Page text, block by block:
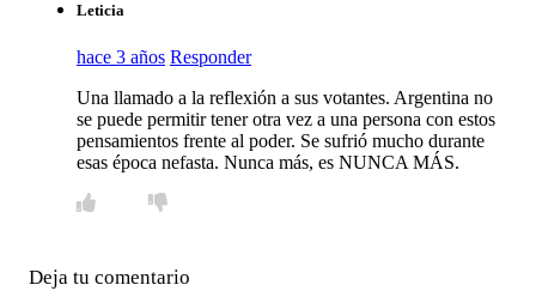
Leticia
hace 3 años Responder
Una llamado a la reflexión a sus votantes. Argentina no
se puede permitir tener otra vez a una persona con estos
pensamientos frente al poder. Se sufrió mucho durante
esas época nefasta. Nunca más, es NUNCA MÁS.
Deja tu comentario